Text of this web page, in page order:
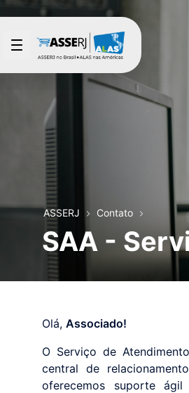
Pular para o Conteúdo principal
ASSERJ Contato
SAA -
Olá, Associado!
O Serviço de
central de
oferecemos suporte